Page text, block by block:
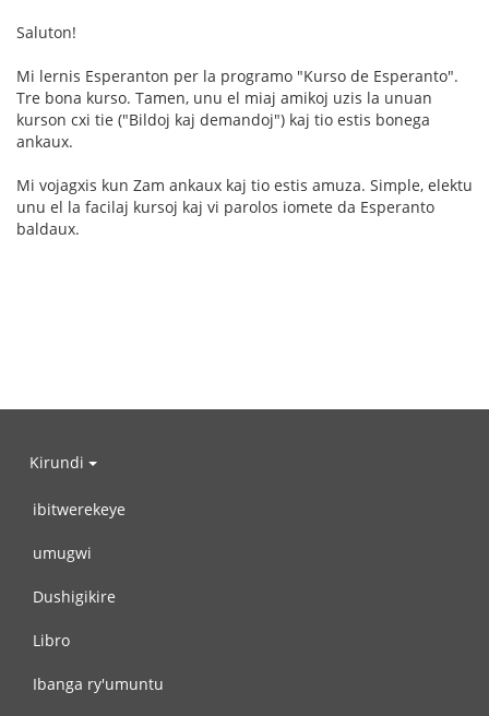
Saluton!
Mi lernis Esperanton per la programo "Kurso de Esperanto".
Tre bona kurso. Tamen, unu el miaj amikoj uzis la unuan
kurson cxi tie ("Bildoj kaj demandoj") kaj tio estis bonega
ankaux.
Mi vojagxis kun Zam ankaux kaj tio estis amuza. Simple, elektu
unu el la facilaj kursoj kaj vi parolos iomete da Esperanto
baldaux.
Kirundi
ibitwerekeye
umugwi
Dushigikire
Libro
Ibanga ry'umuntu